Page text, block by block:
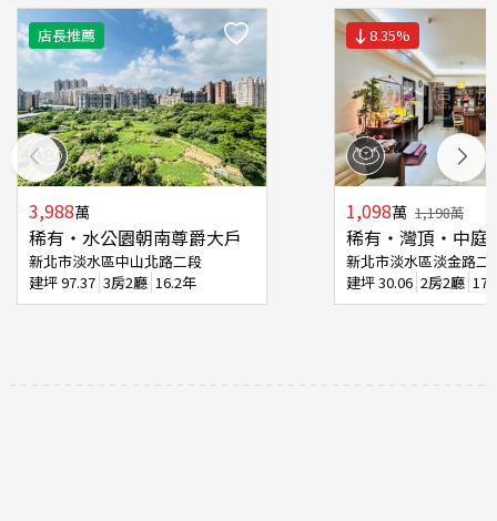
店長推薦
3,988萬
稀有‧水公園朝南尊爵大戶
新北市淡水區中山北路二段
建坪97.37 3房2廳 16.2年
8.35%
1,098萬 1,198萬
稀有‧灣頂‧中庭
新北市淡水區淡金路二
建坪30.06 2房2廳